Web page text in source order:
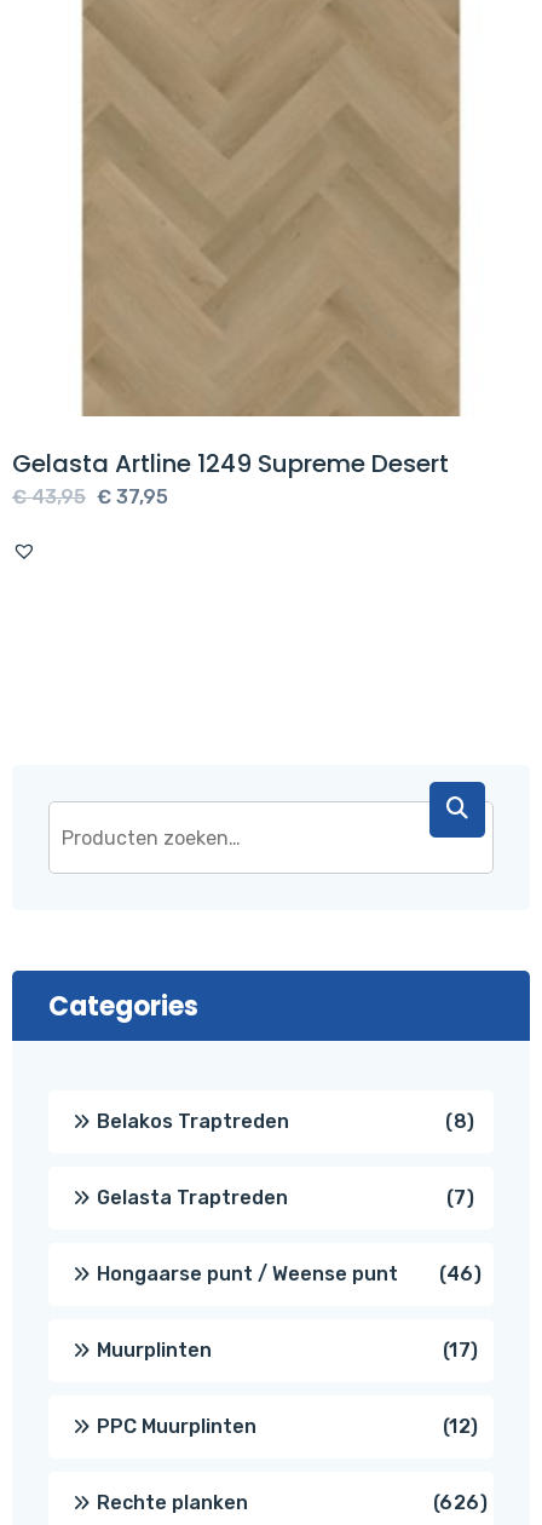
Gelasta Artline 1249 Supreme Desert
€43,95 Oorspronkelijke
€ 37,95
Categories
Belakos Traptreden 88
Gelasta Traptreden 77
Hongaarse punt / Weense punt 4646
Muurplinten 1717
PPC Muurplinten 1212
Rechte planken 626626